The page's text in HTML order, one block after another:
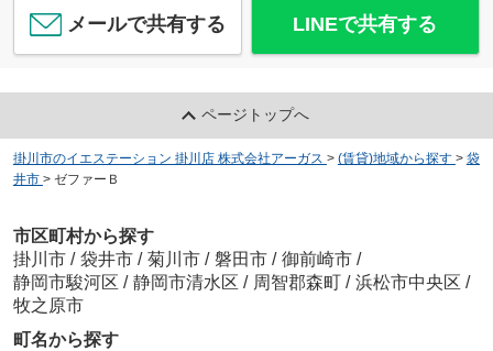
メールで共有する LINEで共有する
ページトップへ
掛川市のイエステーション 掛川店 株式会社アーガス > (賃貸)地域から探す > 袋
井市 > ゼファーＢ
市区町村から探す
掛川市 / 袋井市 / 菊川市 / 磐田市 / 御前崎市 /
静岡市駿河区 / 静岡市清水区 / 周智郡森町 / 浜松市中央区 /
牧之原市
町名から探す